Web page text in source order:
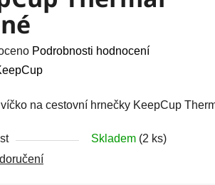
Podrobnosti hodnocení
na cestovní hrnečky KeepCup
Skladem (2 ks)